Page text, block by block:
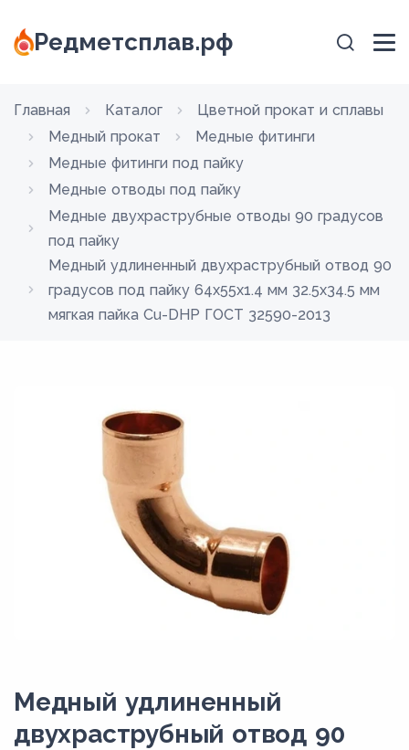
Редметсплав.рф
Главная Каталог
Цветной прокат и сплавы
Медный прокат
Медные фитинги
Медные фитинги под пайку
Медные отводы под пайку
Медные двухраструбные отводы 90 градусов
под пайку
Медный удлиненный двухраструбный отвод 90
градусов под пайку 64х55х1.4 мм 32.5х34.5 мм
мягкая пайка Cu-DHP ГОСТ 32590-2013
Медный удлиненный
двухраструбный отвод 90